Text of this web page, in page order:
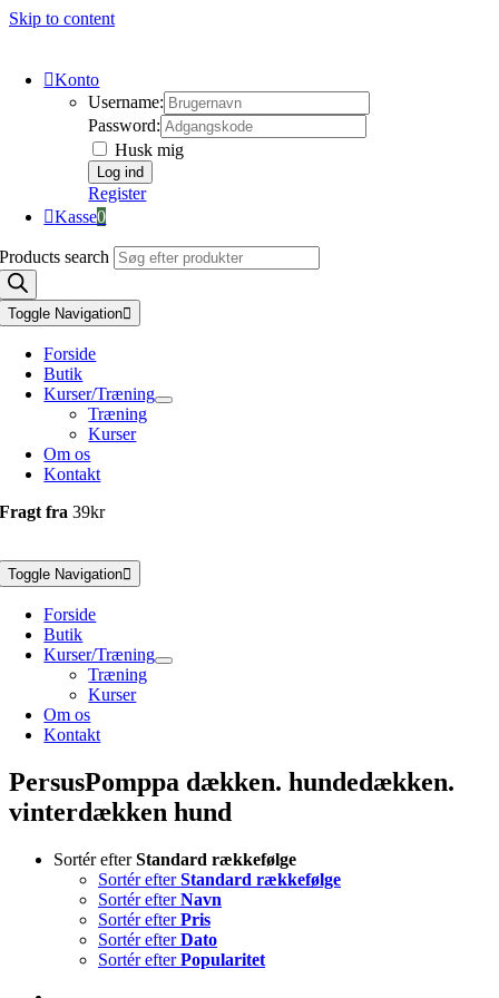
Skip to content
Konto
Username:
Password:
Husk mig
Register
Kasse0
Products search
Toggle Navigation
Forside
Butik
Kurser/Træning
Træning
Kurser
Om os
Kontakt
Fragt fra39kr
Toggle Navigation
Forside
Butik
Kurser/Træning
Træning
Kurser
Om os
Kontakt
PersusPomppa dækken. hundedækken.
vinterdækken hund
Sortér efterStandard rækkefølge
Sortér efterStandard rækkefølge
Sortér efterNavn
Sortér efterPris
Sortér efterDato
Sortér efterPopularitet